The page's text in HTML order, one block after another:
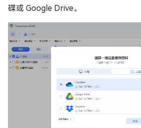
碟或 Google Drive。